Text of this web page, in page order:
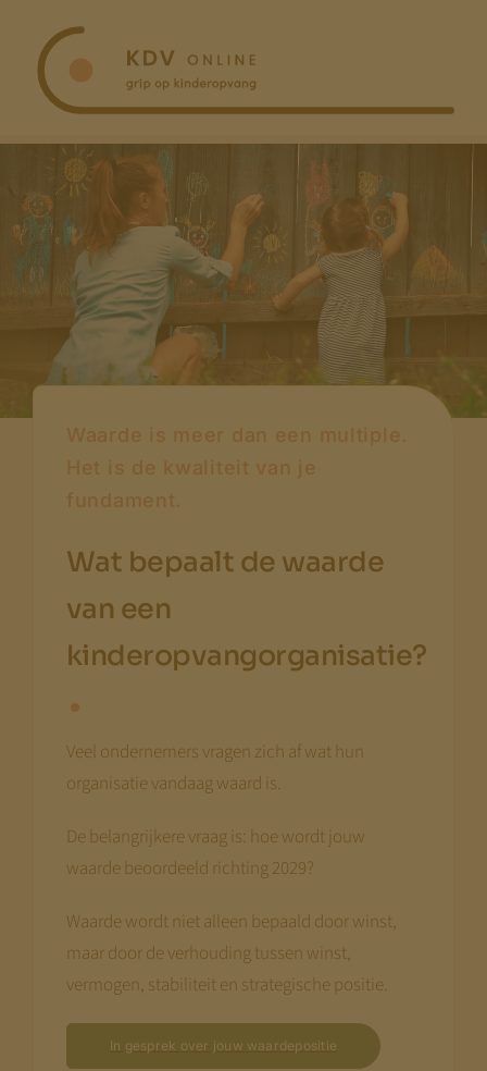
inhoud
Waarde is meer dan een multiple.
Het is de kwaliteit van je
fundament.
Wat bepaalt de waarde
van een
kinderopvangorganisatie?
Veel ondernemers vragen zich af wat hun
organisatie vandaag waard is.
De belangrijkere vraag is: hoe wordt jouw
waarde beoordeeld richting 2029?
Waarde wordt niet alleen bepaald door winst,
maar door de verhouding tussen winst,
vermogen, stabiliteit en strategische positie.
In gesprek over jouw waardepositie